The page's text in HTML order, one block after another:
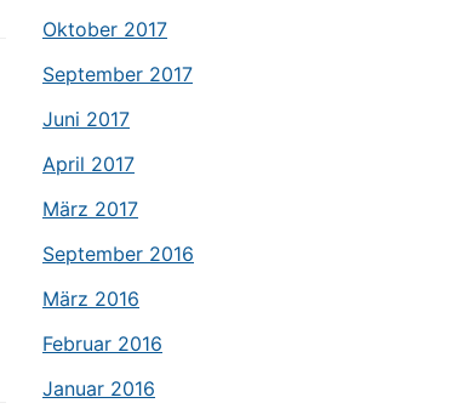
Oktober 2017
September 2017
Juni 2017
April 2017
März 2017
September 2016
März 2016
Februar 2016
Januar 2016